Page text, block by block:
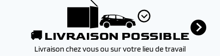
🚚 LIVRAISON POSSIBLE
Livraison chez vous ou sur votre lieu de travail